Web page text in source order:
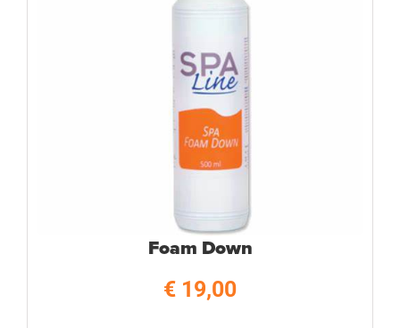
Foam Down
€ 19,00